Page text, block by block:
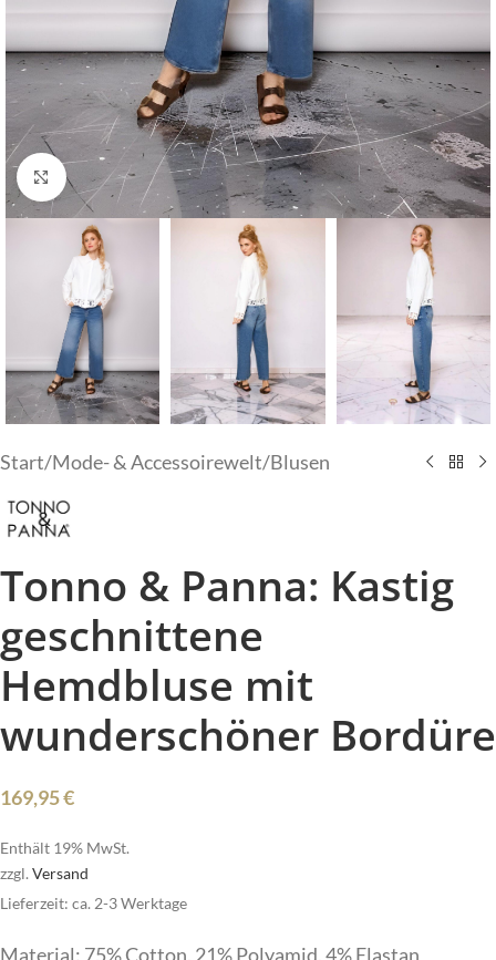
Klick zum Vergrößern
Start/Mode- & Accessoirewelt/Blusen
Tonno & Panna: Kastig
geschnittene
Hemdbluse mit
wunderschöner Bordüre
169,95€
Enthält 19% MwSt.
zzgl. Versand
Lieferzeit: ca. 2-3 Werktage
Material: 75% Cotton, 21% Polyamid, 4% Elastan